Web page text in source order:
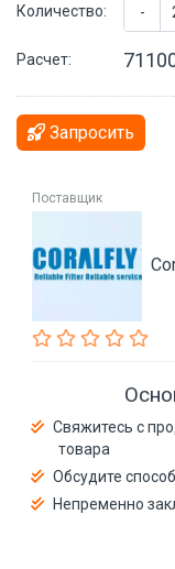
Количество: -
Расчет:
Запросить
Поставщик
Свяжитесь с
товара
Обсудите
Непременно